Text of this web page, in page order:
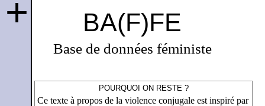
BA(F)FE
Base de données féministe
+
POURQUOI ON RESTE ?
Ce texte à propos de la violence conjugale est inspiré par